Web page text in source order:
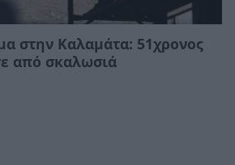
στην Καλαμάτα: 51χρονος
από σκαλωσιά